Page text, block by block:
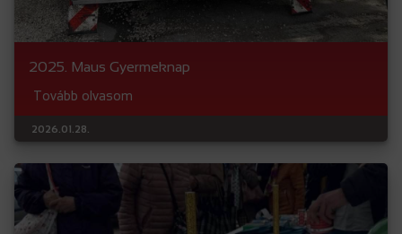
2025. Maus Gyermeknap
Tovább olvasom
2026.01.28.